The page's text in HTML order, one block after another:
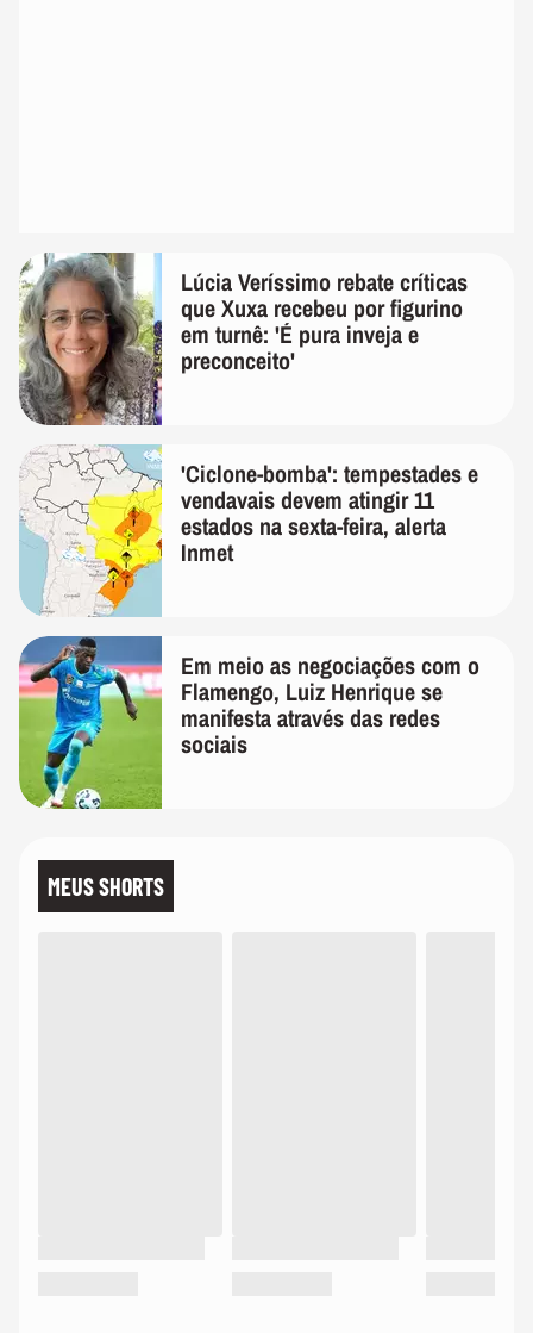
Lúcia Veríssimo rebate críticas
que Xuxa recebeu por figurino
em turnê: 'É pura inveja e
preconceito'
'Ciclone-bomba': tempestades e
vendavais devem atingir 11
estados na sexta-feira, alerta
Inmet
Em meio as negociações com o
Flamengo, Luiz Henrique se
manifesta através das redes
sociais
MEUS SHORTS